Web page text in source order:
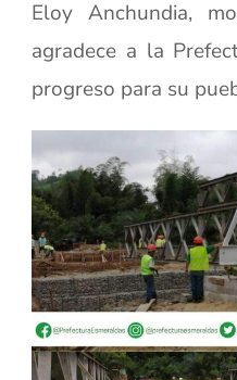
Eloy Anchundia,
agradece a la
progreso para su